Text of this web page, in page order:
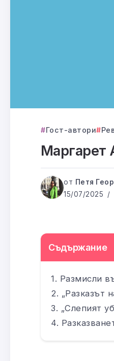
Гост-автори
Маргарет
от Петя
15/07/2025
Съдържание
Размисли
„Разказът
„Слепият